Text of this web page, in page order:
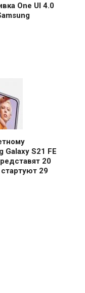
One UI 4.0
Galaxy S21 FE
20
29